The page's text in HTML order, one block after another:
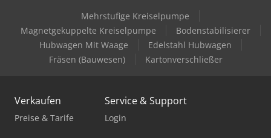
Mehrstufige Kreiselpumpe
Magnetgekuppelte Kreiselpumpe
Bodenstabilisierer
Hubwagen Mit Waage
Edelstahl Hubwagen
Fräsen (Bauwesen)
Kartonverschließer
Verkaufen
Preise & Tarife
Service & Support
Login